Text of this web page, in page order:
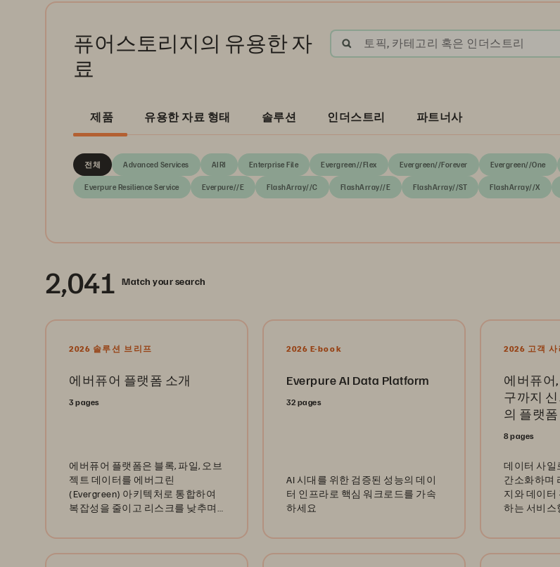
퓨어스토리지의 유용한 자
료
토픽, 카테고리 혹은 인더스트리
제품 유용한 자료 형태 솔루션 인더스트리 파트너사
전체 Advanced Services AIRI Enterprise File Evergreen//Flex Evergreen//Forever Evergreen//One
Everpure Resilience Service Everpure//E FlashArray//C FlashArray//E FlashArray//ST FlashArray//X
2,041 Match your search
2026 솔루션 브리프
에버퓨어 플랫폼 소개
3 pages
에버퓨어 플랫폼은 블록, 파일, 오브
젝트 데이터를 에버그린
(Evergreen) 아키텍처로 통합하여
복잡성을 줄이고 리스크를 낮추며
합니다.
2026 E-book
Everpure AI Data Platform
32 pages
AI 시대를 위한 검증된 성능의 데이
터 인프라로 핵심 워크로드를 가속
하세요
2026 고객 사
에버퓨어
구까지
의 플랫폼
8 pages
데이터 사일
간소화하며
지와 데이터
하는 서비스